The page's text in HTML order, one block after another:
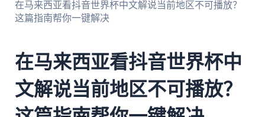
在马来西亚看抖音世界杯中文解说当前地区不可播放？
这篇指南帮你一键解决
在马来西亚看抖音世界杯中
文解说当前地区不可播放？